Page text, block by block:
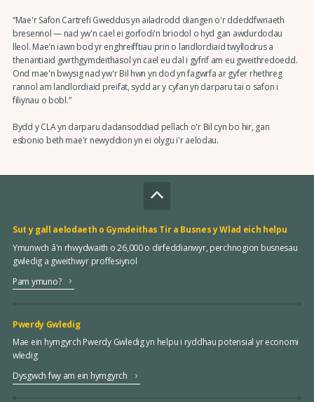
“Mae'r Safon Cartrefi Gweddus yn ailadrodd diangen o'r ddeddfwriaeth
bresennol — nad yw'n cael ei gorfodi'n briodol o hyd gan awdurdodau
lleol. Mae'n iawn bod yr enghreifftiau prin o landlordiaid twyllodrus a
thenantiaid gwrthgymdeithasol yn cael eu dal i gyfrif am eu gweithredoedd.
Ond mae'n bwysig nad yw'r Bil hwn yn dod yn fagwrfa ar gyfer rhethreg
rannol am landlordiaid preifat, sydd ar y cyfan yn darparu tai o safon i
filiynau o bobl.”
Bydd y CLA yn darparu dadansoddiad pellach o'r Bil cyn bo hir, gan
esbonio beth mae'r newyddion yn ei olygu i'r aelodau.
Sut y gall aelodaeth o Gymdeithas Tir a Busnes y Wlad eich helpu
Ymunwch â'n rhwydwaith o 26,000 o dirfeddianwyr, perchnogion busnesau
gwledig a gweithwyr proffesiynol
Pam ymuno?
Pwerdy Gwledig
Mae ein hymgyrch Pwerdy Gwledig yn helpu i ryddhau potensial yr economi
wledig
Dysgwch fwy am ein hymgyrch